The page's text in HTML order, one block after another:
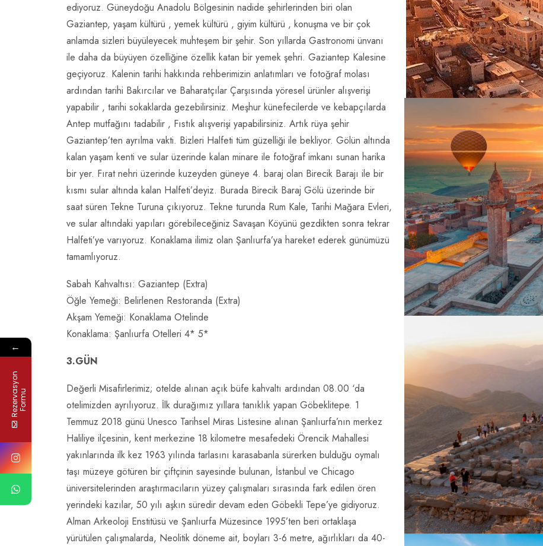
ediyoruz. Güneydoğu Anadolu Bölgesinin nadide şehirlerinden biri olan
Gaziantep, yaşam kültürü , yemek kültürü , giyim kültürü , konuşma ve bir çok
anlamda sizleri büyüleyecek muhteşem bir şehir. Son yıllarda Gastronomi ünvanı
ile daha da büyüyen özelliğine özellik katan bir yemek şehri. Gaziantep Kalesine
geçiyoruz. Kalenin tarihi hakkında rehberimizin anlatımları ve fotoğraf molası
ardından tarihi Bakırcılar ve Baharatçılar Çarşısında yöresel ürünler alışverişi
yapabilir , tarihi sokaklarda gezebilirsiniz. Meşhur künefecilerde ve kebapçılarda
Antep mutfağını tadabilir , Fıstık alışverişi yapabilirsiniz. Artık rüya şehir
Gaziantep’ten ayrılma vakti. Bizleri Halfeti tüm güzelliği ile bekliyor. Gölün altında
kalan yaşam kenti ve sular üzerinde kalan minare ile fotoğraf imkanı sunan harika
bir yer. Fırat nehri üzerinde kuzeyden güneye 4. baraj olan Birecik Barajı ile bir
kısmı sular altında kalan Halfeti’deyiz. Burada Birecik Baraj Gölü üzerinde bir
saat süren Tekne Turuna çıkıyoruz. Tekne turunda Rum Kale, Tarihi Mağara Evleri,
ve sular altındaki yapıları görebileceğiniz Savaşan Köyünü gezdikten sonra tekrar
Halfeti’ye varıyoruz. Konaklama ilimiz olan Şanlıurfa’ya hareket ederek günümüzü
tamamlıyoruz.
Sabah Kahvaltısı: Gaziantep (Extra)
Öğle Yemeği: Belirlenen Restoranda (Extra)
Akşam Yemeği: Konaklama Otelinde
Konaklama: Şanlıurfa Otelleri 4* 5*
3.GÜN
Değerli Misafirlerimiz; otelde alınan açık büfe kahvaltı ardından 08.00 ‘da
otelimizden ayrılıyoruz. İlk durağımız yıllara tanıklık yapan Göbeklitepe. 1
Temmuz 2018 günü Unesco Tarihsel Miras Listesine alınan Şanlıurfa’nın merkez
Haliliye ilçesinin, kent merkezine 18 kilometre mesafedeki Örencik Mahallesi
yakınlarında ilk kez 1963 yılında tarlasını karasabanla sürerken bulduğu oymalı
taşı müzeye götüren bir çiftçinin sayesinde bulunan, İstanbul ve Chicago
üniversitelerinden araştırmacıların yüzey çalışmaları sırasında fark edilen ören
yerindeki kazılar, 50 yılı aşkın süredir devam eden Göbekli Tepe’ye gidiyoruz.
Alman Arkeoloji Enstitüsü ve Şanlıurfa Müzesince 1995’ten beri ortaklaşa
yürütülen çalışmalarda, Neolitik döneme ait, boyları 3-6 metre, ağırlıkları da 40-
←
R
e
z
e
r
va
s
y
o
n
F
o
r
mu